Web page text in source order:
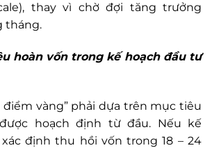
thay vì chờ đợi tăng trưởng
tháng.
hoàn vốn trong kế hoạch đầu tư
điểm vàng” phải dựa trên mục tiêu
hoạch định từ đầu. Nếu kế
định thu hồi vốn trong 18 – 24